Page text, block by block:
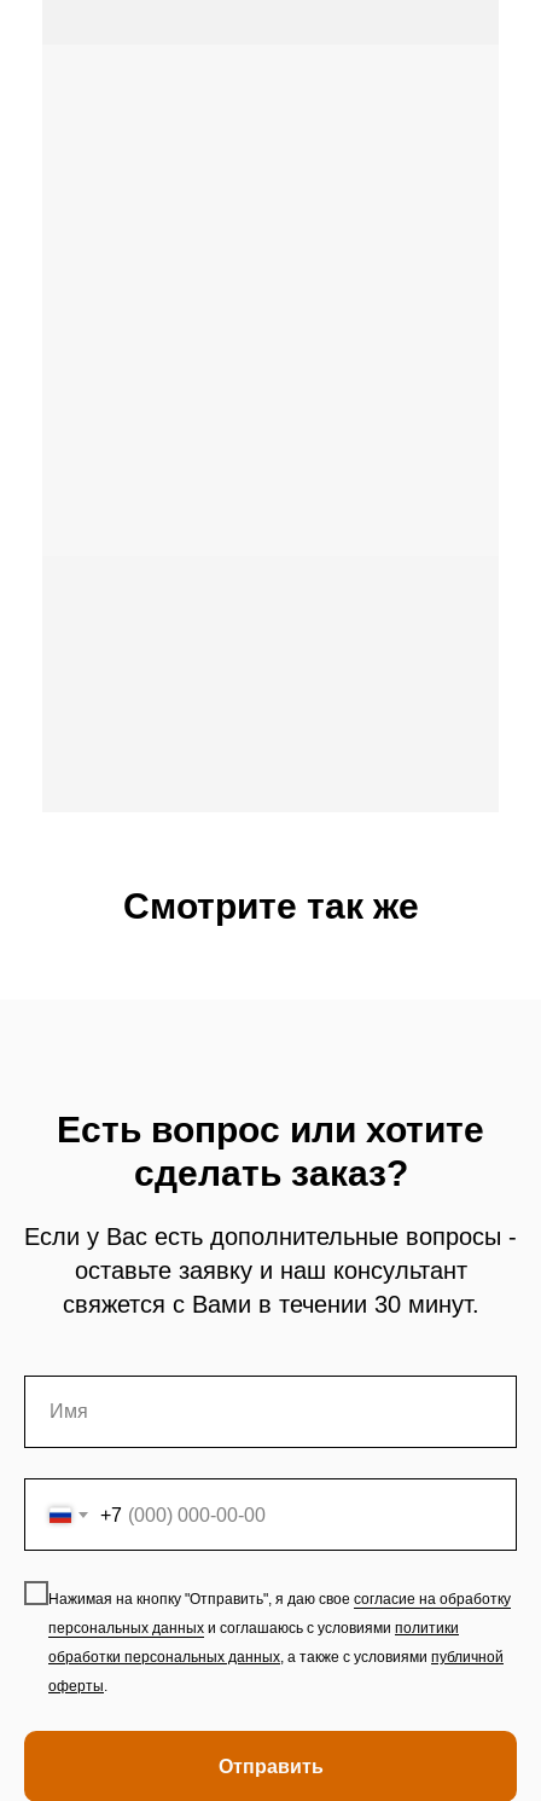
Смотрите так же
Есть вопрос или хотите
сделать заказ?
Если у Вас есть дополнительные вопросы -
оставьте заявку и наш консультант
свяжется с Вами в течении 30 минут.
+7
Нажимая на кнопку "Отправить", я даю свое согласие на обработку
персональных данных и соглашаюсь с условиями политики
обработки персональных данных, а также с условиями публичной
оферты.
Отправить